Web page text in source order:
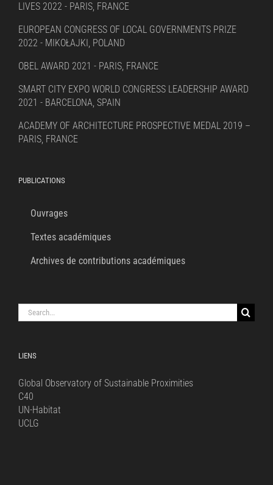
LIVES 2022 - PARIS, FRANCE
EUROPEAN CONGRESS OF LOCAL GOVERNMENTS PRIZE
2022 - MIKOŁAJKI, POLAND
OBEL AWARD 2021 - PARIS, FRANCE
SMART CITY EXPO WORLD CONGRESS LEADERSHIP AWARD
2021 - BARCELONA, SPAIN
ACADEMY OF ARCHITECTURE PROSPECTIVE MEDAL 2019 –
PARIS, FRANCE
PUBLICATIONS
Ouvrages
Textes académiques
Archives de contributions académiques
Search
for:
LIENS
Global Observatory of Sustainable Proximities
C40
UN-Habitat
UCLG